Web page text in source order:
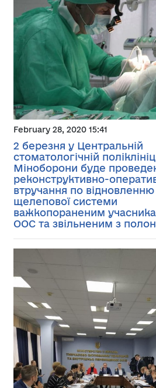
February 28, 2020 15:41
2 березня у Центральній
стоматологічній
Міноборони буде
реконструктивно-
втручання по
щелепової системи
важкопораненим
ООС та звільненим з